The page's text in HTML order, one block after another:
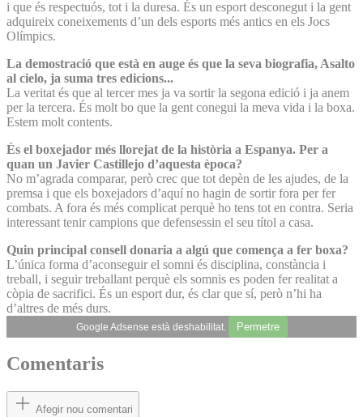
i que és respectuós, tot i la duresa. És un esport desconegut i la gent
adquireix coneixements d’un dels esports més antics en els Jocs
Olímpics.
La demostració que està en auge és que la seva biografia, Asalto
al cielo, ja suma tres edicions...
La veritat és que al tercer mes ja va sortir la segona edició i ja anem
per la tercera. És molt bo que la gent conegui la meva vida i la boxa.
Estem molt contents.
És el boxejador més llorejat de la història a Espanya. Per a
quan un Javier Castillejo d’aquesta època?
No m’agrada comparar, però crec que tot depèn de les ajudes, de la
premsa i que els boxejadors d’aquí no hagin de sortir fora per fer
combats. A fora és més complicat perquè ho tens tot en contra. Seria
interessant tenir campions que defensessin el seu títol a casa.
Quin principal consell donaria a algú que comença a fer boxa?
L’única forma d’aconseguir el somni és disciplina, constància i
treball, i seguir treballant perquè els somnis es poden fer realitat a
còpia de sacrifici. És un esport dur, és clar que sí, però n’hi ha
d’altres de més durs.
Google Adsense està deshabilitat. Permetre
Comentaris
Afegir nou comentari